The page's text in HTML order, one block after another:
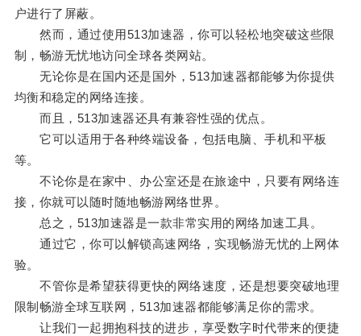
户进行了屏蔽。
然而，通过使用513加速器，你可以轻松地突破这些限
制，畅游无忧地访问全球各类网站。
无论你是在国内还是国外，513加速器都能够为你提供
均衡和稳定的网络连接。
而且，513加速器还具有兼容性强的优点。
它可以适用于各种终端设备，包括电脑、手机和平板
等。
不论你是在家中、办公室还是在旅途中，只要有网络连
接，你就可以随时随地畅游网络世界。
总之，513加速器是一款非常实用的网络加速工具。
通过它，你可以解锁高速网络，实现畅游无忧的上网体
验。
不管你是希望获得更快的网络速度，还是想要突破地理
限制畅游全球互联网，513加速器都能够满足你的需求。
让我们一起拥抱科技的进步，享受数字时代带来的便捷